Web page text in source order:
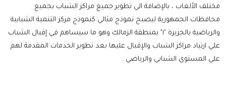
مختلف الألعاب ، بالإضافة الي تطوير جميع مراكز الشباب بجميع
محافظات الجمهورية ليصبح نموذج مثالي كنموذج مركز التنمية الشبابية
والرياضية بالجزيرة "١" بمنطقة الزمالك وهو ما سيساهم في إقبال الشباب
علي ارتياد مراكز الشباب والإقبال عليها بعد تطوير الخدمات المقدمة لهم
علي المستوي الشبابي والرياضي .